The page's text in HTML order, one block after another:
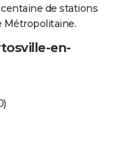
de stations
Métropolitaine.
en-